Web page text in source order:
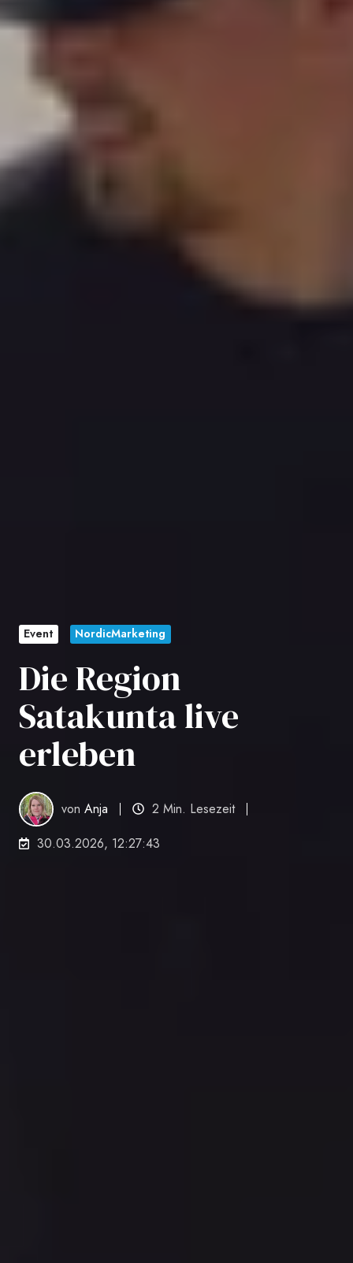
Event NordicMarketing
Die Region
Satakunta live
erleben
vonAnja
2 Min. Lesezeit
30.03.2026, 12:27:43